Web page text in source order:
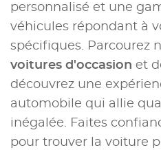
personnalisé et une
véhicules répondant à
spécifiques. Parcourez
voitures d'occasion et
découvrez une
automobile qui allie
inégalée. Faites
pour trouver la voiture